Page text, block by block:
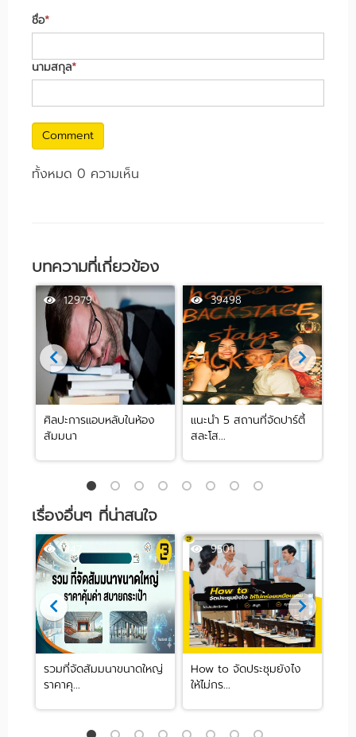
ชื่อ*
นามสกุล*
Comment
ทั้งหมด 0 ความเห็น
บทความที่เกี่ยวข้อง
12979
ศิลปะการแอบหลับในห้อง
สัมมนา
39498
แนะนำ 5 สถานที่จัดปาร์ตี้
สละโส...
เรื่องอื่นๆ ที่น่าสนใจ
947
รวมที่จัดสัมมนาขนาดใหญ่
ราคาคุ...
9501
How to จัดประชุมยังไง
ให้ไม่กร...